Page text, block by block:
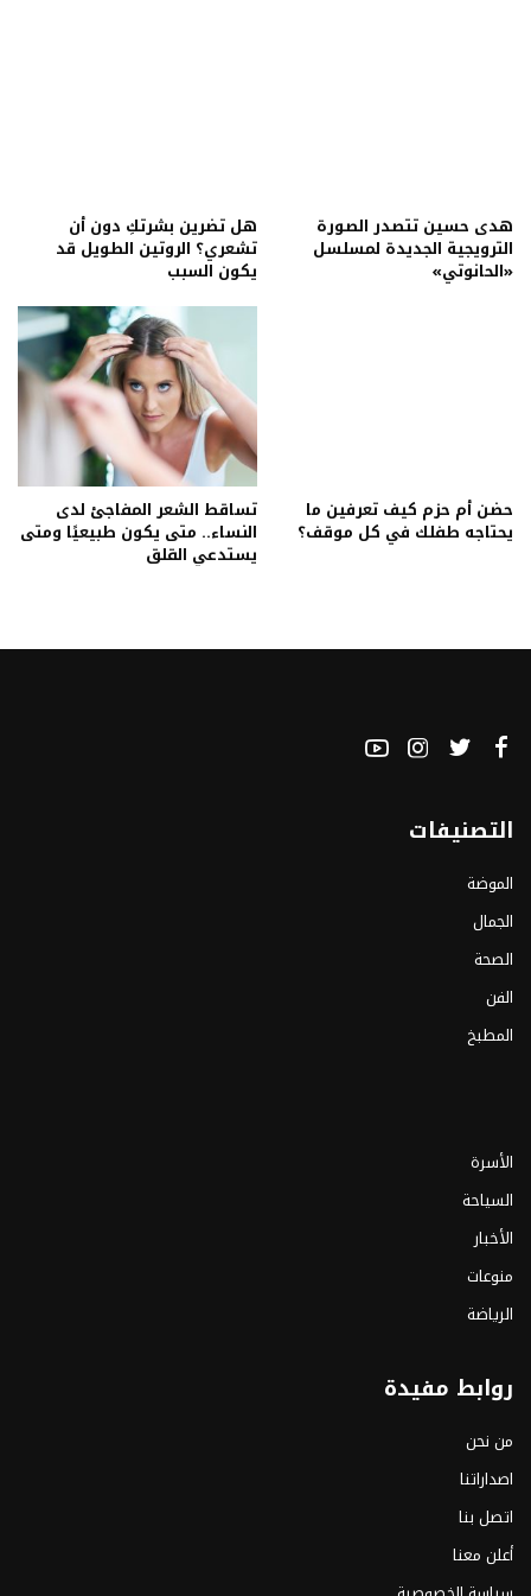
هدى حسين تتصدر الصورة
الترويجية الجديدة لمسلسل
«الحانوتي»
هل تضرين بشرتكِ دون أن
تشعري؟ الروتين الطويل قد
يكون السبب
حضن أم حزم كيف تعرفين ما
يحتاجه طفلك في كل موقف؟
تساقط الشعر المفاجئ لدى
النساء.. متى يكون طبيعيًا ومتى
يستدعي القلق
التصنيفات
الموضة
الجمال
الصحة
الفن
المطبخ
الأسرة
السياحة
الأخبار
منوعات
الرياضة
روابط مفيدة
من نحن
اصداراتنا
اتصل بنا
أعلن معنا